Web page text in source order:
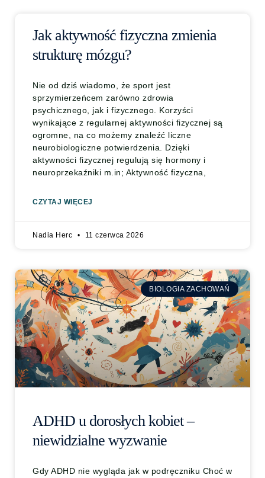
Jak aktywność fizyczna zmienia
strukturę mózgu?
Nie od dziś wiadomo, że sport jest
sprzymierzeńcem zarówno zdrowia
psychicznego, jak i fizycznego. Korzyści
wynikające z regularnej aktywności fizycznej są
ogromne, na co możemy znaleźć liczne
neurobiologiczne potwierdzenia. Dzięki
aktywności fizycznej regulują się hormony i
neuroprzekaźniki m.in; Aktywność fizyczna,
CZYTAJ WIĘCEJ
Nadia Herc 11 czerwca 2026
BIOLOGIA ZACHOWAŃ
ADHD u dorosłych kobiet –
niewidzialne wyzwanie
Gdy ADHD nie wygląda jak w podręczniku Choć w